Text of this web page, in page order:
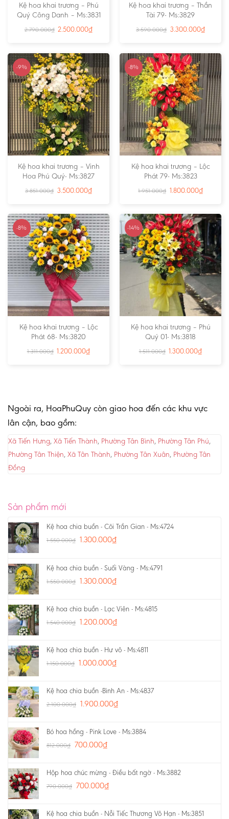
Kệ hoa khai trương – Phú
Quý Công Danh – Ms:3831
2.790.000₫ 2.500.000₫
Kệ hoa khai trương – Thần
Tài 79- Ms:3829
3.590.000₫ 3.300.000₫
-9%
Kệ hoa khai trương – Vinh
Hoa Phú Quý- Ms:3827
3.851.000₫ 3.500.000₫
-8%
Kệ hoa khai trương – Lộc
Phát 79- Ms:3823
1.951.000₫ 1.800.000₫
-8%
Kệ hoa khai trương – Lộc
Phát 68- Ms:3820
1.311.000₫ 1.200.000₫
-14%
Kệ hoa khai trương – Phú
Quý 01- Ms:3818
1.511.000₫ 1.300.000₫
Ngoài ra, HoaPhuQuy còn giao hoa đến các khu vực
lân cận, bao gồm:
Xã Tiến Hưng, Xã Tiến Thành, Phường Tân Bình, Phường Tân Phú,
Phường Tân Thiện, Xã Tân Thành, Phường Tân Xuân, Phường Tân
Đồng
Sản phẩm mới
Kệ hoa chia buồn - Cõi Trần Gian - Ms:4724
1.550.000₫ 1.300.000₫
Kệ hoa chia buồn - Suối Vàng - Ms:4791
1.550.000₫ 1.300.000₫
Kệ hoa chia buồn - Lạc Viên - Ms:4815
1.540.000₫ 1.200.000₫
Kệ hoa chia buồn - Hư vô - Ms:4811
1.150.000₫ 1.000.000₫
Kệ hoa chia buồn -Bình An - Ms:4837
2.100.000₫ 1.900.000₫
Bó hoa hồng - Pink Love - Ms:3884
812.000₫ 700.000₫
Hộp hoa chúc mừng - Điều bất ngờ - Ms:3882
790.000₫ 700.000₫
Kệ hoa chia buồn - Nỗi Tiếc Thương Vô Hạn - Ms:3851